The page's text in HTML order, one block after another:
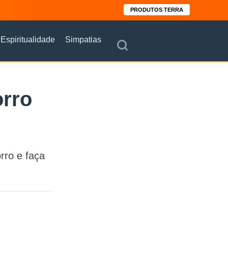
PRODUTOS TERRA
Espiritualidade Simpatias
e faça